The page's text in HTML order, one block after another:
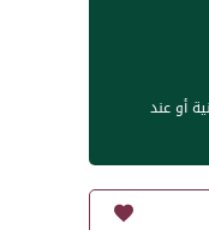
أو عند